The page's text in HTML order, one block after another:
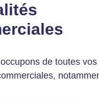
de toutes vos